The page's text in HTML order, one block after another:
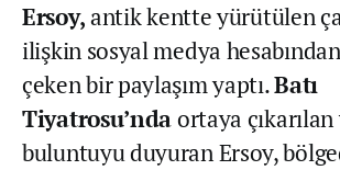
Ersoy,antik kentte yürütülen
ilişkin sosyal medya
çeken bir paylaşım yaptı.Batı
Tiyatrosu’ndaortaya
buluntuyu duyuran Ersoy,